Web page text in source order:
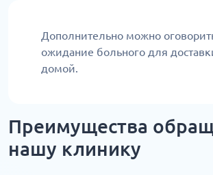
Дополнительно можно
ожидание больного для
домой.
Преимущества
нашу клинику